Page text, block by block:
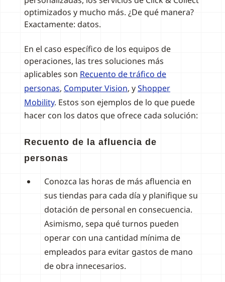
optimizados y mucho más. ¿De qué manera?
Exactamente: datos.
En el caso específico de los equipos de
operaciones, las tres soluciones más
aplicables son Recuento de tráfico de
personas, Computer Vision, yShopper
Mobility. Estos son ejemplos de lo que puede
hacer con los datos que ofrece cada solución:
Recuento de la afluencia de
personas
Conozca las horas de más afluencia en
sus tiendas para cada día y planifique su
dotación de personal en consecuencia.
Asimismo, sepa qué turnos pueden
operar con una cantidad mínima de
empleados para evitar gastos de mano
de obra innecesarios.